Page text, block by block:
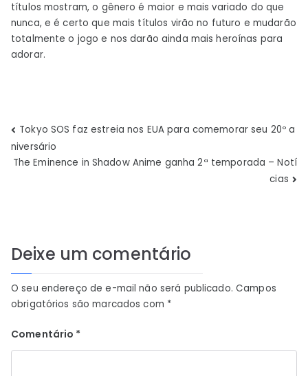
títulos mostram, o gênero é maior e mais variado do que
nunca, e é certo que mais títulos virão no futuro e mudarão
totalmente o jogo e nos darão ainda mais heroínas para
adorar.
Navegação
de
Tokyo SOS faz estreia nos EUA para comemorar seu 20º a
niversário
The Eminence in Shadow Anime ganha 2ª temporada – Notí
cias
Deixe um comentário
O seu endereço de e-mail não será publicado. Campos
obrigatórios são marcados com *
Comentário *